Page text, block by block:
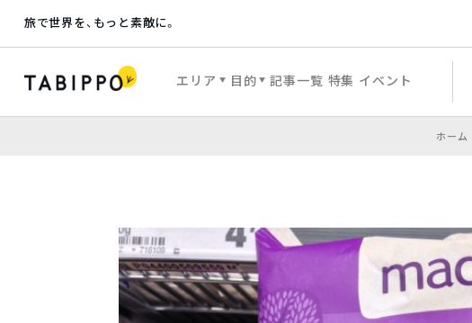
旅で世界を、もっと素敵に。
エリア 目的 記事一覧 特集 イベント
ホーム